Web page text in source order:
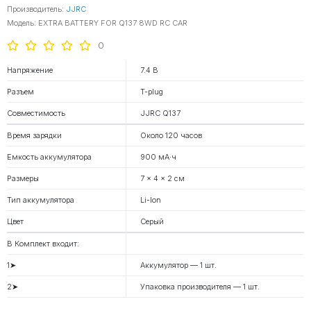
Производитель: JJRC
Модель: EXTRA BATTERY FOR Q137 8WD RC CAR
0
Напряжение 7.4 В
Разъем T-plug
Совместимость JJRC Q137
Время зарядки Около 120 часов
Емкость аккумулятора 900 мА·ч
Размеры 7 × 4 × 2 см
Тип аккумулятора Li-Ion
Цвет Серый
В Комплект входит:
1➤ Аккумулятор — 1 шт.
2➤ Упаковка производителя — 1 шт.